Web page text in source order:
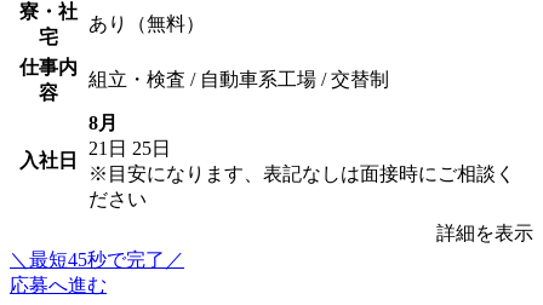
寮・社
宅
あり（無料）
仕事内
容
組立・検査 / 自動車系工場 / 交替制
入社日
8月
21日 25日
※目安になります、表記なしは面接時にご相談く
ださい
詳細を表示
＼最短45秒で完了／
応募へ進む